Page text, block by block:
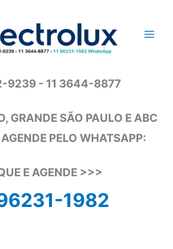
9239 - 11 3644-8877
GRANDE SÃO PAULO E ABC
PELO WHATSAPP:
E AGENDE >>>
1982